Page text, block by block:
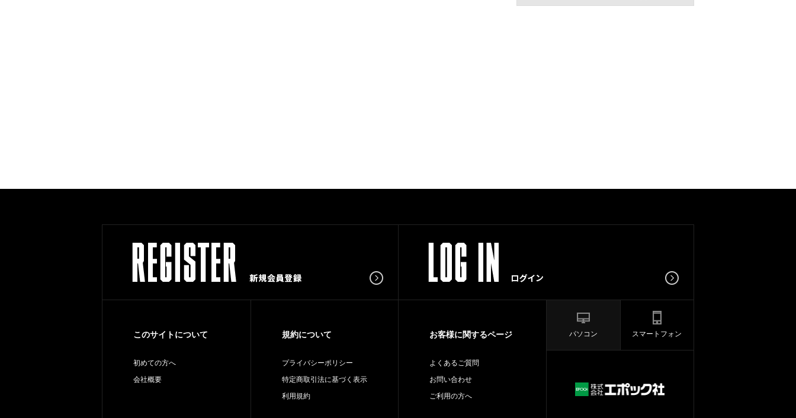
このサイトについて
初めての方へ
会社概要
規約について
プライバシーポリシー
特定商取引法に基づく表示
利用規約
お客様に関するページ
よくあるご質問
お問い合わせ
ご利用の方へ
パソコン スマートフォン